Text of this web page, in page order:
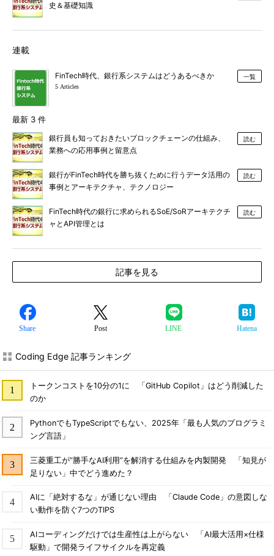
史＆基礎知識
連載
FinTech時代、銀行系システムはどうあるべきか
5 Articles
一覧
最新 3 件
銀行員も知っておきたいブロックチェーンの仕組み、
業務への応用事例と留意点
読む
銀行がFinTech時代を勝ち抜くために行うデータ活用の
事例とアーキテクチャ、テクノロジー
読む
FinTech時代の銀行に求められるSoE/SoRアーキテクチ
ャとAPI管理とは
読む
記事を見る
Share Post LINE Hatena
Coding Edge 記事ランキング
トークンコストを10分の1に 「GitHub Copilot」はどう削減した
のか
PythonでもTypeScriptでもない、2025年「最も人気のプログラミ
ング言語」
三菱重工が“勝手なAI利用”を解消する仕組みを内製開発 「知見が
足りない」中でどう進めた？
AIに「絶対するな」が通じない理由 「Claude Code」の意図しな
い動作を防ぐ7つのTIPS
AIコーディングだけでは生産性は上がらない 「AI最大活用×仕様
駆動」で開発ライフサイクルを再定義